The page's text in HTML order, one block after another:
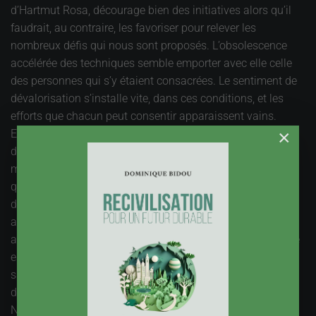
d’Hartmut Rosa, décourage bien des initiatives alors qu’il
faudrait, au contraire, les favoriser pour relever les
nombreux défis qui nous sont proposés. L’obsolescence
accélérée des techniques semble emporter avec elle celle
des personnes qui s’y étaient consacrées. Le sentiment de
dévalorisation s’installe vite, dans ces conditions, et les
efforts que chacun peut consentir apparaissent vains.
Et pourtant, l’accélération du progrès technique risque fort
de ne pas s’arrêter demain, et la perspective des neuf
milliards d’êtres humains sur la planète d’ici une
quarantaine d’années nous condamne à des records
d’innovation. Un premier champ d’innovation est
assurément de faire le ménage, de se dégager des besoins
artificiels, de favoriser une sobriété salvatrice. La ville lente
est une parfaite illustration de cette logique. Mais nous
savons bien que cela ne suffit pas. « Changer ou
disparaître » nous disait Edward Goldsmith, dès 1972.
Nous n’échapperons pas à une profonde mutation de nos
×